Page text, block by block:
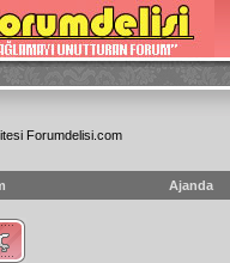
Forumdelisi.com
Ajanda